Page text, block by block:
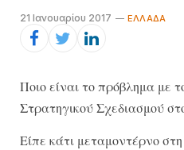
21 Ιανουαρίου 2017 ΕΛΛΆΔΑ
Ποιο είναι το πρόβλημα με
Στρατηγικού Σχεδιασμού
Είπε κάτι μεταμοντέρνο